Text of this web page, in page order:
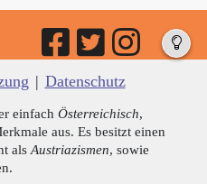
| Datenschutz
einfach Österreichisch,
aus. Es besitzt einen
alsAustriazismen, sowie